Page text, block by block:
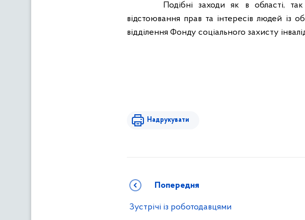
Подібні заходи як в області,
відстоювання прав та інтересів людей
відділення Фонду соціального захисту
Надрукувати
Попередня
Зустрічі із роботодавцями